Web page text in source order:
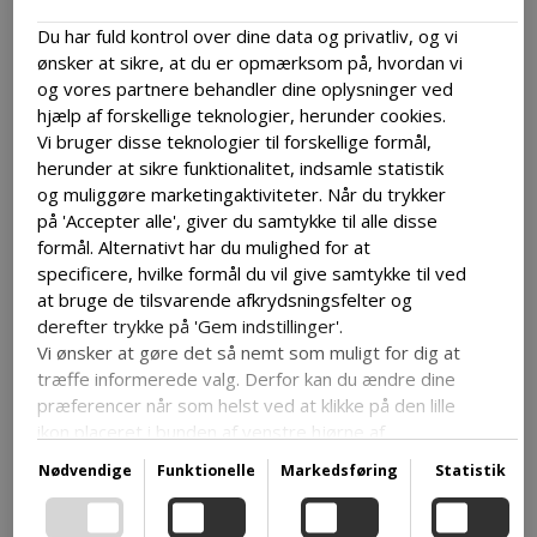
Skaldyrsbuffet og kolde drikke incl.
Hver onsdag i juli inviterer vi til en overdådig
skaldyrsbuffet, hvor I kan glæde jer til et
stort udvalg af lækre skaldyrs- og
tapasanretninger. Her får I mulighed for at
smage jer gennem sommerens bedste råvarer
i hyggelige og afslappede omgivelser.
Til buffeten er derfri øl, vand og vin, så I kan
nyde maden i jeres eget tempo og lade glasset
følge stemningen. Det er den perfekte
sommeroplevelse for både skaldyrselskere og
Du har fuld kontrol over dine data og privatliv, og vi
ønsker at sikre, at du er opmærksom på, hvordan vi
og vores partnere behandler dine oplysninger ved
hjælp af forskellige teknologier, herunder cookies.
Vi bruger disse teknologier til forskellige formål,
herunder at sikre funktionalitet, indsamle statistik
og muliggøre marketingaktiviteter. Når du trykker
på 'Accepter alle', giver du samtykke til alle disse
formål. Alternativt har du mulighed for at
specificere, hvilke formål du vil give samtykke til ved
at bruge de tilsvarende afkrydsningsfelter og
derefter trykke på 'Gem indstillinger'.
Vi ønsker at gøre det så nemt som muligt for dig at
træffe informerede valg. Derfor kan du ændre dine
præferencer når som helst ved at klikke på den lille
ikon placeret i bunden af venstre hjørne af
hjemmesiden og dermed trække dit samtykke
tilbage.
Hvis du ønsker at dykke dybere ned i vores brug af
Nødvendige Funktionelle Markedsføring Statistik